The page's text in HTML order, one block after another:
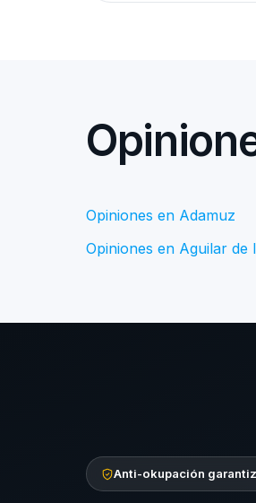
Opiniones en Adamuz
Opiniones en Aguilar de
Anti-okupación